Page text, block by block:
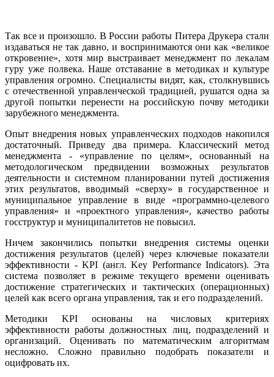
Так все и произошло. В России работы Питера Друкера стали
издаваться не так давно, и воспринимаются они как «великое
откровение», хотя мир выстраивает менеджмент по лекалам
гуру уже полвека. Наше отставание в методиках и культуре
управления огромно. Специалисты видят, как, столкнувшись
с отечественной управленческой традицией, рушатся одна за
другой попытки перенести на российскую почву методики
зарубежного менеджмента.
Опыт внедрения новых управленческих подходов накопился
достаточный. Приведу два примера. Классический метод
менеджмента - «управление по целям», основанный на
методологическом предвидении возможных результатов
деятельности и системном планировании путей достижения
этих результатов, вводимый «сверху» в государственное и
муниципальное управление в виде «программно-целевого
управления» и «проектного управления», качество работы
госструктур и муниципалитетов не повысил.
Ничем закончились попытки внедрения системы оценки
достижения результатов (целей) через ключевые показатели
эффективности - KPI (англ. Key Performance Indicators). Эта
система позволяет в режиме текущего времени оценивать
достижение стратегических и тактических (операционных)
целей как всего органа управления, так и его подразделений.
Методики KPI основаны на числовых критериях
эффективности работы должностных лиц, подразделений и
организаций. Оценивать по математическим алгоритмам
несложно. Сложно правильно подобрать показатели и
оцифровать их.